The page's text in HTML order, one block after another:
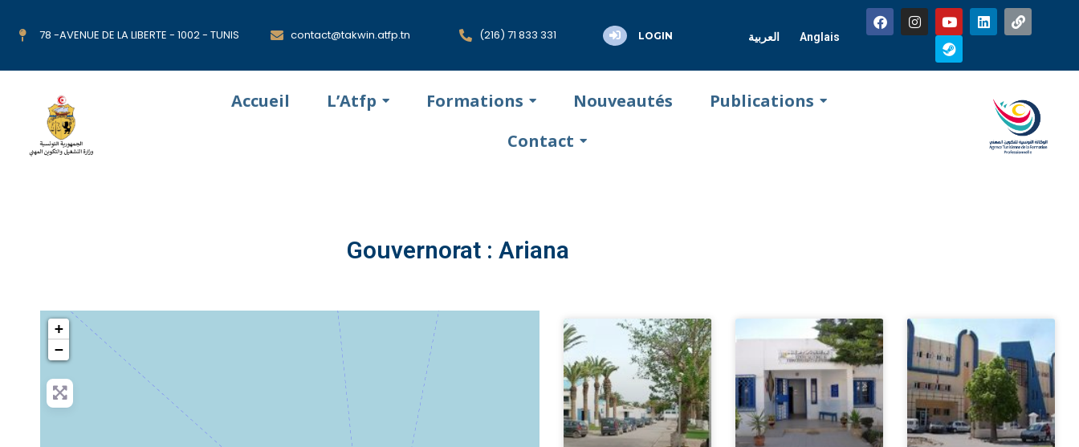
78 -AVENUE DE LA LIBERTE - 1002 - TUNIS contact@takwin.atfp.tn (216) 71 833 331 LOGIN العربية Anglais
Accueil L’Atfp Formations Nouveautés
Publications
Contact
Gouvernorat : Ariana
+
−